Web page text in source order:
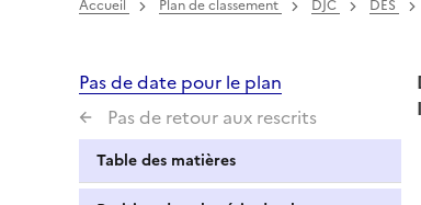
Accueil Plan de classement DJC DES
Pas de date pour le plan
Pas de retour aux rescrits
Table des matières